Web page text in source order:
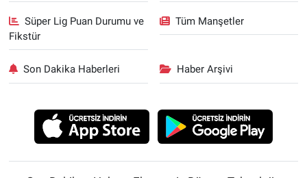
Süper Lig Puan Durumu ve
Fikstür
Tüm Manşetler
Son Dakika Haberleri Haber Arşivi